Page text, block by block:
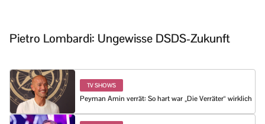
Pietro Lombardi: Ungewisse DSDS-Zukunft
TV SHOWS
Peyman Amin verrät: So hart war „Die Verräter“ wirklich